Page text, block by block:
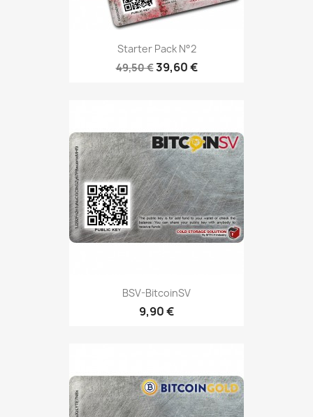
Starter Pack N°2
49,50 €39,60 €
BSV-BitcoinSV
9,90 €